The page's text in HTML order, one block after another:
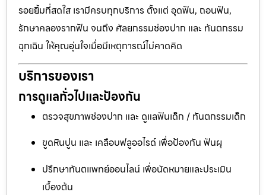
รอยยิ้มที่สดใส เรามีครบทุกบริการ ตั้งแต่ อุดฟัน, ถอนฟัน,
รักษาคลองรากฟัน จนถึง ศัลยกรรมช่องปาก และ ทันตกรรม
ฉุกเฉิน ให้คุณอุ่นใจเมื่อมีเหตุการณ์ไม่คาดคิด
บริการของเรา
การดูแลทั่วไปและป้องกัน
ตรวจสุขภาพช่องปาก และ ดูแลฟันเด็ก / ทันตกรรมเด็ก
ขูดหินปูน และ เคลือบฟลูออไรด์ เพื่อป้องกัน ฟันผุ
ปรึกษาทันตแพทย์ออนไลน์ เพื่อนัดหมายและประเมิน
เบื้องต้น